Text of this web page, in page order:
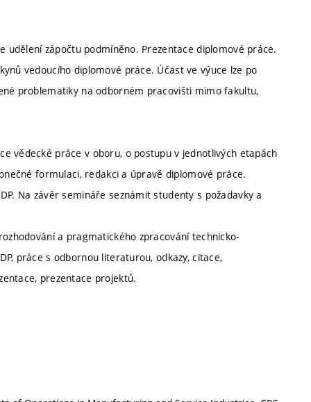
udělení zápočtu podmíněno. Prezentace diplomové práce.
vedoucího diplomové práce. Účast ve výuce lze po
problematiky na odborném pracovišti mimo fakultu,
vědecké práce v oboru, o postupu v jednotlivých etapách
formulaci, redakci a úpravě diplomové práce.
Na závěr semináře seznámit studenty s požadavky a
a pragmatického zpracování technicko-
práce s odbornou literaturou, odkazy, citace,
prezentace projektů.